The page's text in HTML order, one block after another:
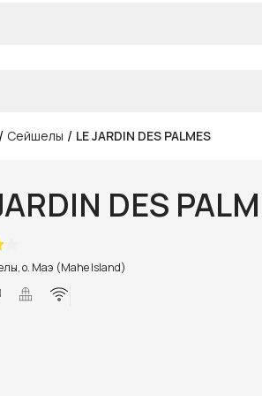
/ Сейшелы / LE JARDIN DES PALMES
DES
о. Маэ (Mahe Island)